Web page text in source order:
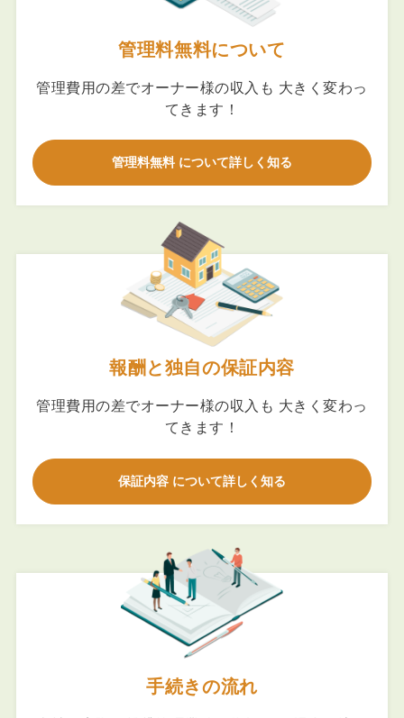
管理料無料について
管理費用の差でオーナー様の収入も 大きく変わっ
てきます！
管理料無料 について詳しく知る
報酬と独自の保証内容
管理費用の差でオーナー様の収入も 大きく変わっ
てきます！
保証内容 について詳しく知る
手続きの流れ